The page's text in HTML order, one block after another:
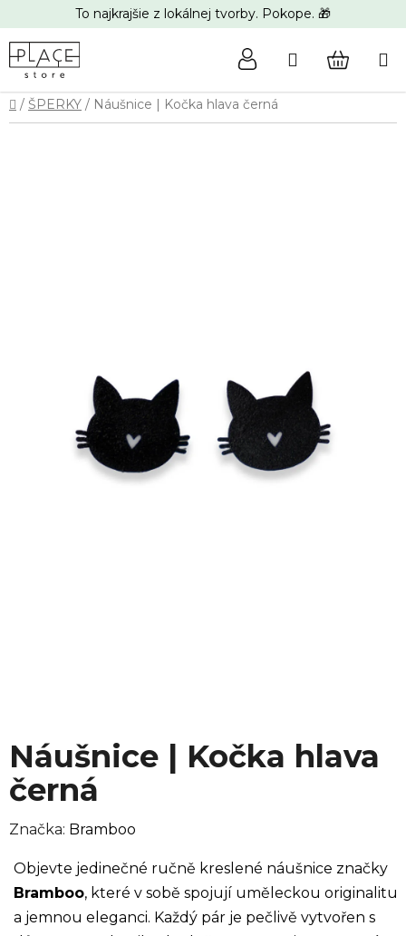
na
obsah
To najkrajšie z lokálnej tvorby. Pokope. 🎁
Hľadať
Domov
/ ŠPERKY / Náušnice | Kočka hlava černá
Náušnice | Kočka hlava
černá
Značka: Bramboo
Objevte jedinečné ručně kreslené náušnice značky
Bramboo, které v sobě spojují uměleckou originalitu
a jemnou eleganci. Každý pár je pečlivě vytvořen s